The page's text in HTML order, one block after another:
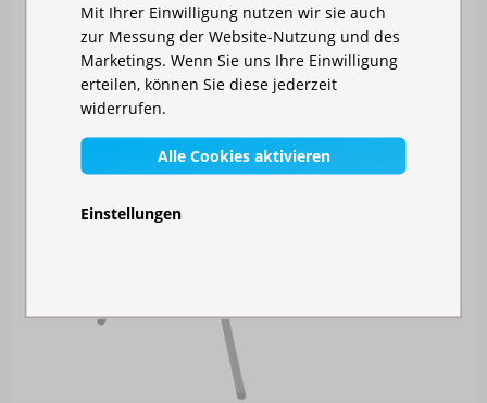
Mit Ihrer Einwilligung nutzen wir sie auch
zur Messung der Website-Nutzung und des
Marketings. Wenn Sie uns Ihre Einwilligung
erteilen, können Sie diese jederzeit
widerrufen.
Alle Cookies aktivieren
Einstellungen